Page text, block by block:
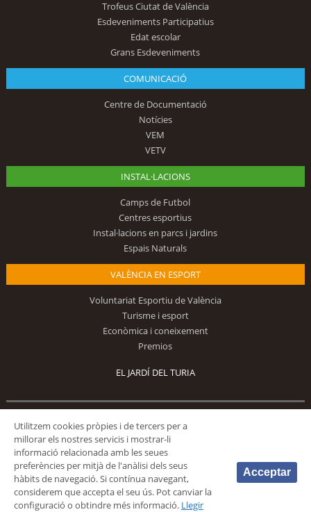
Trofeus Ciutat de València
Esdeveniments Participatius
Edat escolar
Grans Esdeveniments
COMUNICACIÓ
Centre de Documentació
Notícies
VEM
VETV
INSTAL·LACIONS
Camps de Futbol
Centres esportius
Instal·lacions en parcs i jardins
Espais Naturals
VALÈNCIA EN ESPORT
Voluntariat Esportiu de València
Turisme i esport
Econòmica i coneixement
Premios
EL JARDÍ DEL TURIA
© 2026 Fundación Deportiva Municipal Valencia |AVÍS LEGAL
Utilitzem cookies pròpies i de tercers per a
millorar els nostres servicis i mostrar-li
informació relacionada amb les seues
preferències per mitjà de l'anàlisi dels seus
hàbits de navegació. Si contínua navegant,
considerem que accepta el seu ús. Pot canviar la
configuració o obtindre més informació. Llegir
Acceptar